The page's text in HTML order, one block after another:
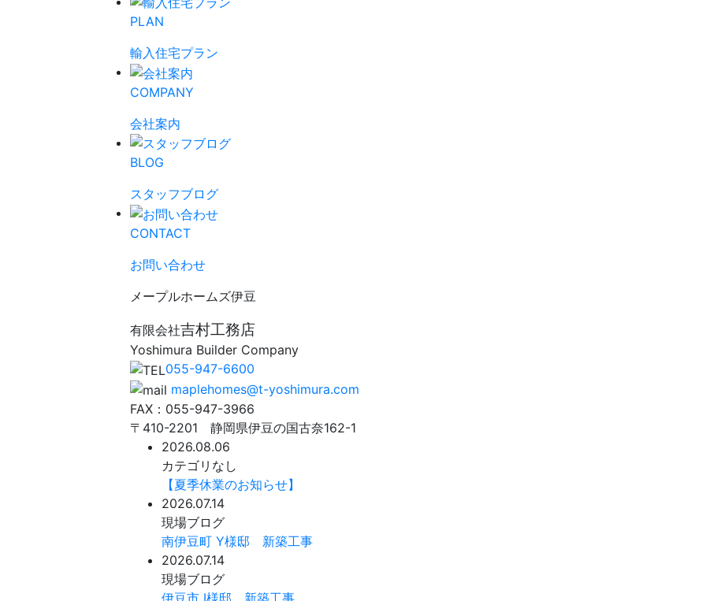
PLAN
輸入住宅プラン
COMPANY
会社案内
BLOG
スタッフブログ
CONTACT
お問い合わせ
メープルホームズ伊豆
有限会社吉村工務店
Yoshimura Builder Company
055-947-6600
maplehomes@t-yoshimura.com
FAX：055-947-3966
〒410-2201 静岡県伊豆の国古奈162-1
2026.08.06
カテゴリなし
【夏季休業のお知らせ】
2026.07.14
現場ブログ
南伊豆町 Y様邸 新築工事
2026.07.14
現場ブログ